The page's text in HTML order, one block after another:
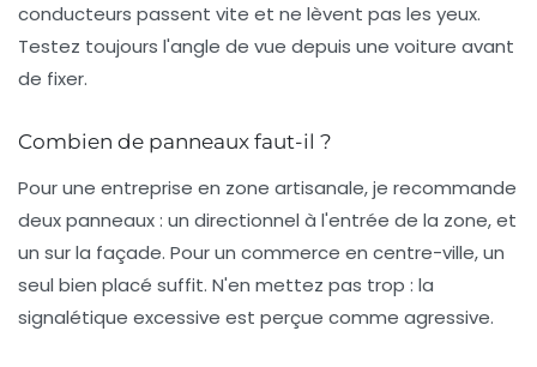
conducteurs passent vite et ne lèvent pas les yeux.
Testez toujours l'angle de vue depuis une voiture avant
de fixer.
Combien de panneaux faut-il ?
Pour une entreprise en zone artisanale, je recommande
deux panneaux : un directionnel à l'entrée de la zone, et
un sur la façade. Pour un commerce en centre-ville, un
seul bien placé suffit. N'en mettez pas trop : la
signalétique excessive est perçue comme agressive.